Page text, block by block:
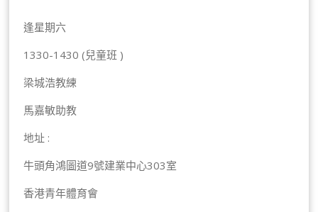
逢星期六
1330-1430 (兒童班 )
梁城浩教練
馬嘉敏助教
地址 :
牛頭角鴻圖道9號建業中心303室
香港青年體育會